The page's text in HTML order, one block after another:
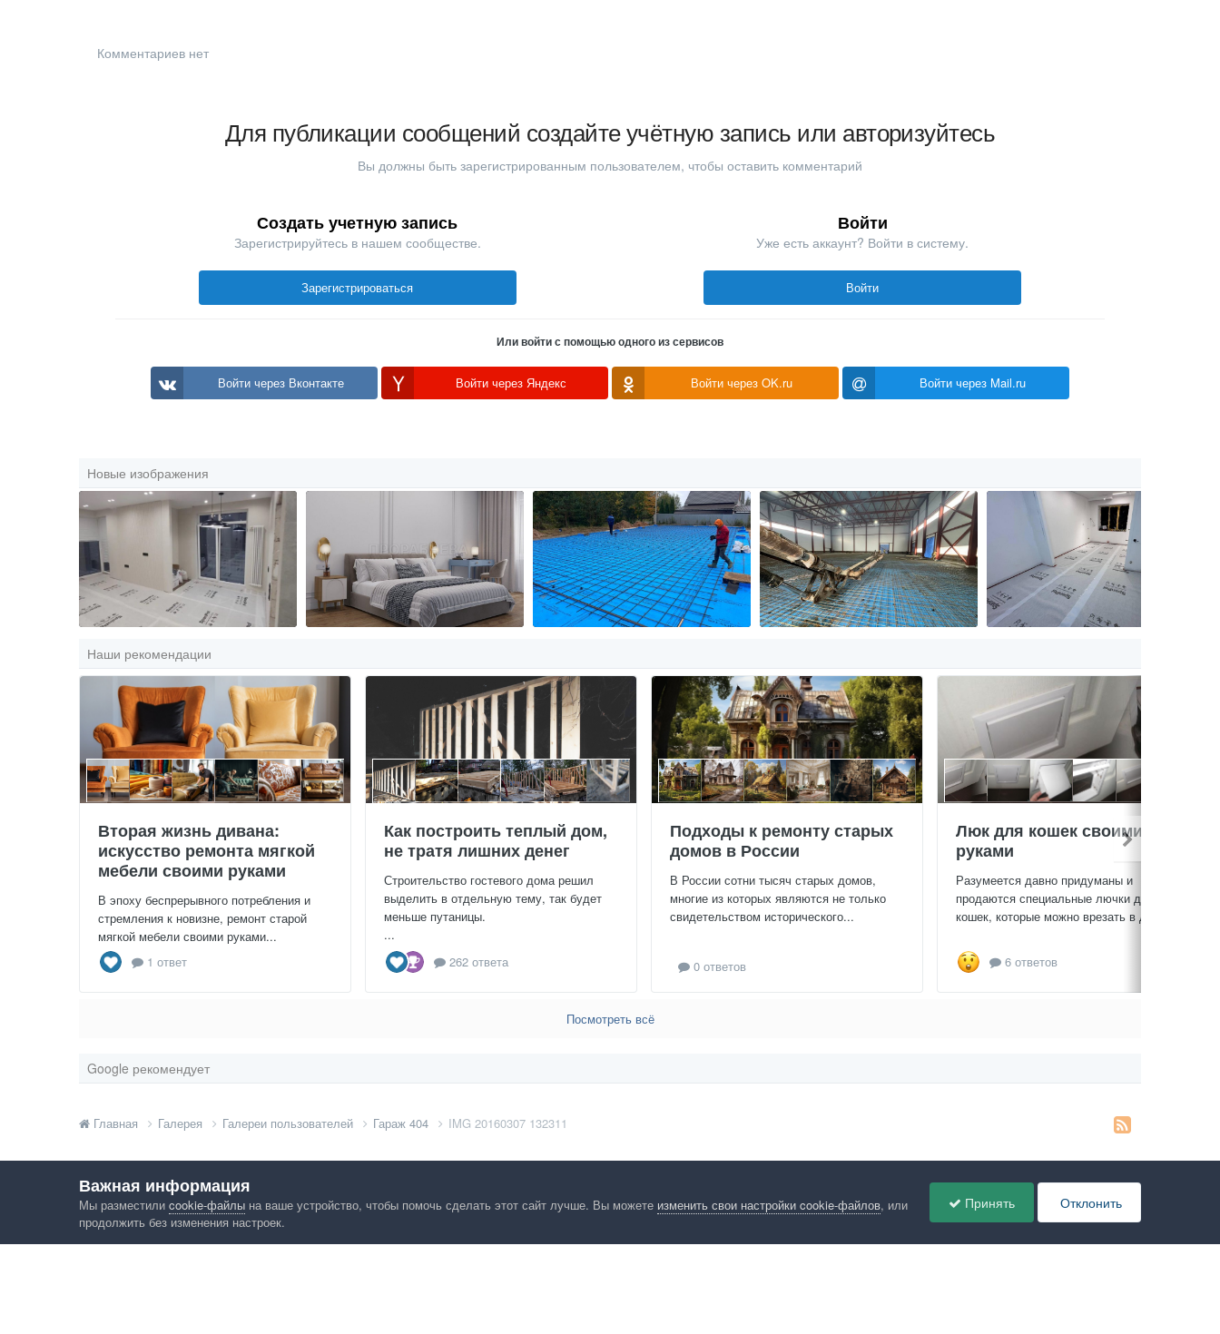
Комментариев нет
Для публикации сообщений создайте учётную запись или авторизуйтесь
Вы должны быть зарегистрированным пользователем, чтобы оставить комментарий
Создать учетную запись
Зарегистрируйтесь в нашем сообществе.
Зарегистрироваться
Войти
Уже есть аккаунт? Войти в систему.
Войти
Или войти с помощью одного из сервисов
Войти через Вконтакте Войти через Яндекс Войти через OK.ru Войти через Mail.ru
Новые изображения
Наши рекомендации
Вторая жизнь дивана:
искусство ремонта мягкой
мебели своими руками
В эпоху беспрерывного потребления и
стремления к новизне, ремонт старой
мягкой мебели своими руками...
1 ответ
Как построить теплый дом,
не тратя лишних денег
Строительство гостевого дома решил
выделить в отдельную тему, так будет
меньше путаницы.
...
262 ответа
Подходы к ремонту старых
домов в России
В России сотни тысяч старых домов,
многие из которых являются не только
свидетельством исторического...
0 ответов
Люк для кошек своими
руками
Разумеется давно придуманы и
продаются специальные лючки для
кошек, которые можно врезать в дверь...
6 ответов
Посмотреть всё
Google рекомендует
Главная Галерея Галереи пользователей Гараж 404 IMG 20160307 132311
Язык Конфиденциальность Обратная связь Cookies Правила Таблица лидеров Администрация
Важная информация
Мы разместили cookie-файлы на ваше устройство, чтобы помочь сделать этот сайт лучше. Вы можете изменить свои настройки cookie-файлов, или
продолжить без изменения настроек.
Принять Отклонить